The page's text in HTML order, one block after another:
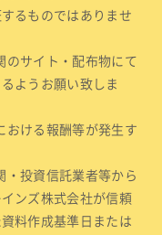
るものではありませ
のサイト・配布物にて
ようお願い致しま
おける報酬等が発生す
・投資信託業者等から
ンズ株式会社が信頼
料作成基準日または